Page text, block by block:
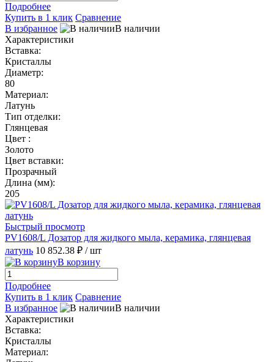
Подробнее
Купить в 1 клик Сравнение
В избранное
В наличии
Характеристики
Вставка:
Кристаллы
Диаметр:
80
Материал:
Латунь
Тип отделки:
Глянцевая
Цвет :
Золото
Цвет вставки:
Прозрачный
Длина (мм):
205
Быстрый просмотр
PV1608/L Дозатор для жидкого мыла, керамика, глянцевая
латунь 10 852.38 ₽ / шт
В корзину
Подробнее
Купить в 1 клик Сравнение
В избранное
В наличии
Характеристики
Вставка:
Кристаллы
Материал: